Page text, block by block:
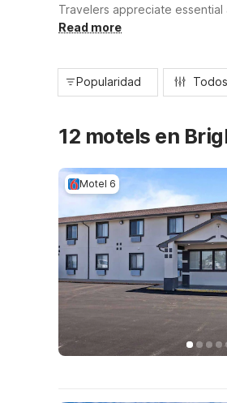
Travelers appreciate
simple and affordable.
Read more
Popularidad
12 motels en
Motel 6